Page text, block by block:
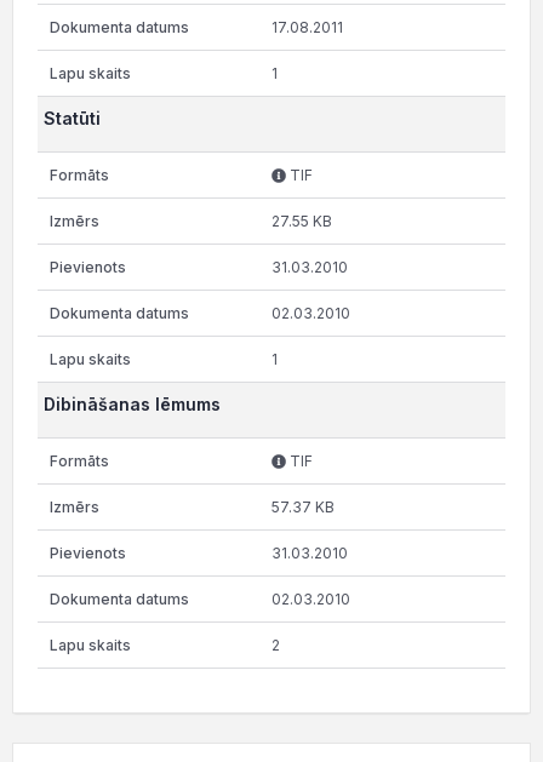
17.08.2011
1
Statūti
TIF
27.55 KB
31.03.2010
02.03.2010
1
Dibināšanas lēmums
TIF
57.37 KB
31.03.2010
02.03.2010
2